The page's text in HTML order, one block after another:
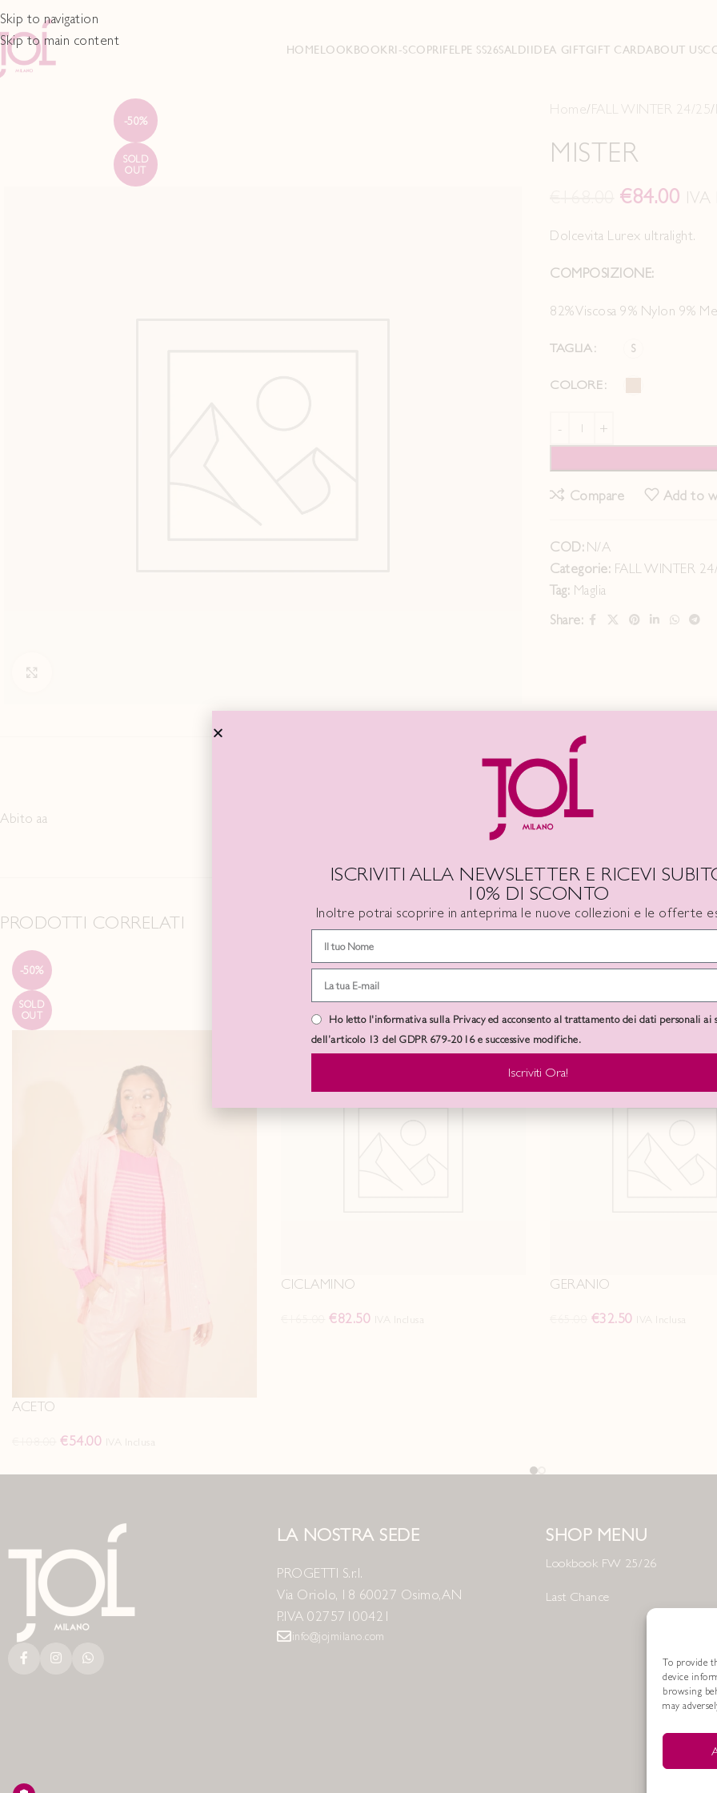
To provide
device
browsing
may
Skip to navigation
Skip to main content
HOMELOOKBOOKRI-SCOPRIFELPE SS26SALDI IDEA GIFTGIFT CARDABOUT US
-50%
SOLD
OUT
Home FALL WINTER 24/25
MISTER
€84.00 IVA
Dolcevita Lurex ultralight.
COMPOSIZIONE:
82% Viscosa 9% Nylon 9%
TAGLIA S
COLORE
Compare Add to
COD: N/A
Categorie: FALL WINTER
Tag: Maglia
Share:
DESCRIZIONEINFORMAZIONI AGGIUNTIVE
Abito aa
PRODOTTI CORRELATI
-50%
SOLD
OUT
ACETO
€54.00
-50%
SOLD
OUT
CICLAMINO
€82.50
-50%
SOLD
OUT
GERANIO
€32.50
LA NOSTRA SEDE
PROGETTI S.r.l.
Via Oriolo, 18 60027 Osimo, AN
P.IVA 02757100421
info@jojmilano.com
SHOP MENU
Lookbook FW 25/26
Last Chance
ISCRIVITI ALLA NEWSLETTER E RICEVI
10% DI SCONTO
Inoltre potrai scoprire in anteprima le nuove collezioni e le offerte
Ho letto l'informativa sulla Privacy ed acconsento al trattamento dei dati personali ai
dell’articolo 13 del GDPR 679-2016 e successive modifiche.
Iscriviti Ora!